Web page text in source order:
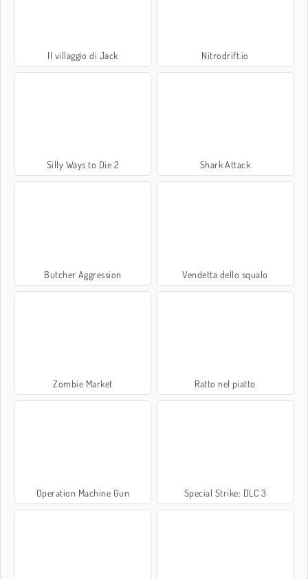
Il villaggio di Jack Nitrodrift.io
Silly Ways to Die 2 Shark Attack
Butcher Aggression Vendetta dello squalo
Zombie Market Ratto nel piatto
Operation Machine Gun Special Strike: DLC 3